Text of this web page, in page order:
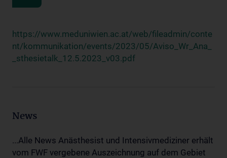
https://www.meduniwien.ac.at/web/fileadmin/conte
nt/kommunikation/events/2023/05/Aviso_Wr_Ana_
_sthesietalk_12.5.2023_v03.pdf
News
...Alle News Anästhesist und Intensivmediziner erhält
vom FWF vergebene Auszeichnung auf dem Gebiet